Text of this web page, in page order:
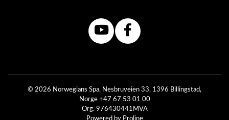
© 2026 Norwegians Spa, Nesbruveien 33, 1396 Billingstad,
Norge +47 67 53 01 00
Org. 976430441MVA
Powered by Proline